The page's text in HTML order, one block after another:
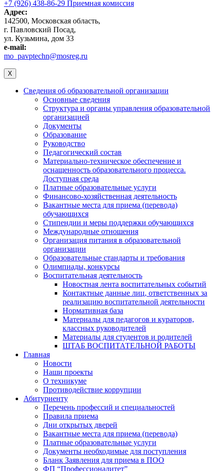
+7 (926) 438-86-29 Приемная комиссия
Адрес:
142500, Московская область,
г. Павловский Посад,
ул. Кузьмина, дом 33
e-mail:
mo_pavptechn@mosreg.ru
X
Сведения об образовательной организации
Основные сведения
Структура и органы управления образовательной
организацией
Документы
Образование
Руководство
Педагогический состав
Материально-техническое обеспечение и
оснащенность образовательного процесса.
Доступная среда
Платные образовательные услуги
Финансово-хозяйственная деятельность
Вакантные места для приема (перевода)
обучающихся
Стипендии и меры поддержки обучающихся
Международные отношения
Организация питания в образовательной
организации
Образовательные стандарты и требования
Олимпиады, конкурсы
Воспитательная деятельность
Новостная лента воспитательных событий
Контактные данные лиц, ответственных за
реализацию воспитательной деятельности
Нормативная база
Материалы для педагогов и кураторов,
классных руководителей
Материалы для студентов и родителей
ШТАБ ВОСПИТАТЕЛЬНОЙ РАБОТЫ
Главная
Новости
Наши проекты
О техникуме
Противодействие коррупции
Абитуриенту
Перечень профессий и специальностей
Правила приема
Дни открытых дверей
Вакантные места для приема (перевода)
Платные образовательные услуги
Документы необходимые для поступления
Бланк Заявления для приема в ПОО
ФП “Профессионалитет”